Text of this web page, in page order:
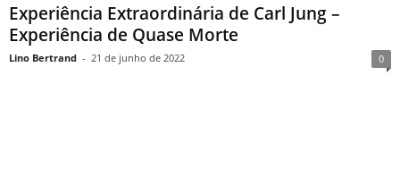
Experiência Extraordinária de Carl Jung –
Experiência de Quase Morte
Lino Bertrand - 21 de junho de 2022 0